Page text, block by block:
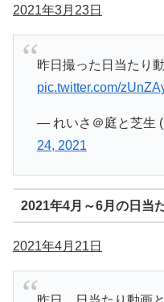
2021年3月23日
昨日撮った日当たり
pic.twitter.com/
— れいさ＠庭と芝生
24, 2021
2021年4月～6月の日当
2021年4月21日